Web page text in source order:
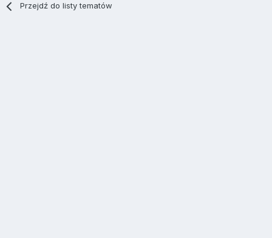
Przejdź do listy tematów